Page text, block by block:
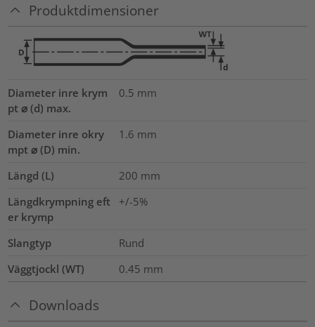
Produktdimensioner
Diameter inre krym
pt ⌀ (d) max.
0.5 mm
Diameter inre okry
mpt ⌀ (D) min.
1.6 mm
Längd (L) 200 mm
Längdkrympning eft
er krymp
+/-5%
Slangtyp
Rund
Väggtjockl (WT)
0.45 mm
Downloads